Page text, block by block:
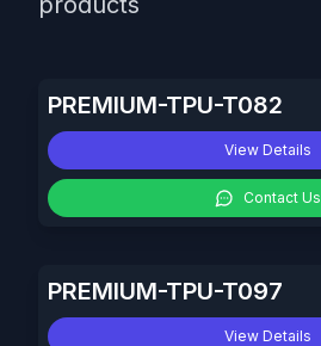
PREMIUM-TPU-T082
View Details
Contact Us
PREMIUM-TPU-T097
View Details